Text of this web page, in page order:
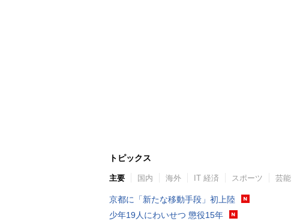
トピックス
主要 国内 海外 IT 経済 スポーツ 芸能
京都に「新たな移動手段」初上陸
少年19人にわいせつ 懲役15年